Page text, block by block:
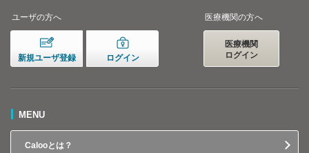
ユーザの方へ
新規ユーザ登録 ログイン
医療機関の方へ
医療機関
ログイン
MENU
Calooとは？